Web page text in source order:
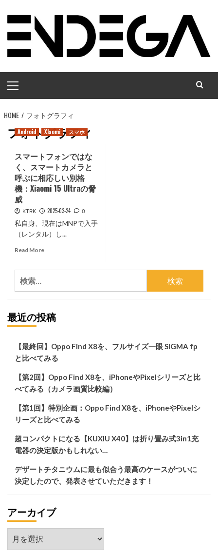
プ
イ
ン
メ
ュ
HOME フォトグラフィ
フォトグラフィ
Android XIaomi スマホ
スマートフォンではな
く、スマートカメラと
呼ぶに相応しい別格
機：Xiaomi 15 Ultraの脅
威
KTRK 2025-03-24 0
私自身、現在はMNPで入手
（レンタル）し...
Read MoreRead
フ
ォ
で
は
な
ス
マ
ト
カ
メ
ラ
と
呼
に
相
い
別
格
検
索:
最近の投稿
【最終回】Oppo Find X8を、フルサイズ一眼 SIGMA fp
と比べてみる
【第2回】Oppo Find X8を、iPhoneやPixelシリーズと比
べてみる（カメラ画質比較編）
【第1回】特別企画：Oppo Find X8を、iPhoneやPixelシ
リーズと比べてみる
超コンパクトになる【KUXIU X40】は折り畳み式3in1充
電器の決定版かもしれない…
デザートチタニウムに最も似合う最高のケースがついに
決定したので、発表させていただきます！
アーカイブ
ア
ー